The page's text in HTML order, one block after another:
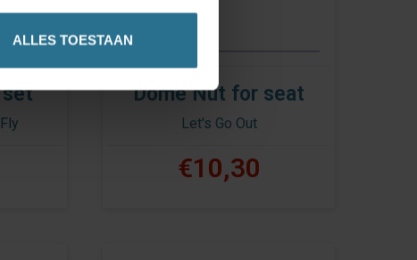
ALLES TOESTAAN
set Dome Nut for seat
Let's Go Out
€10,30